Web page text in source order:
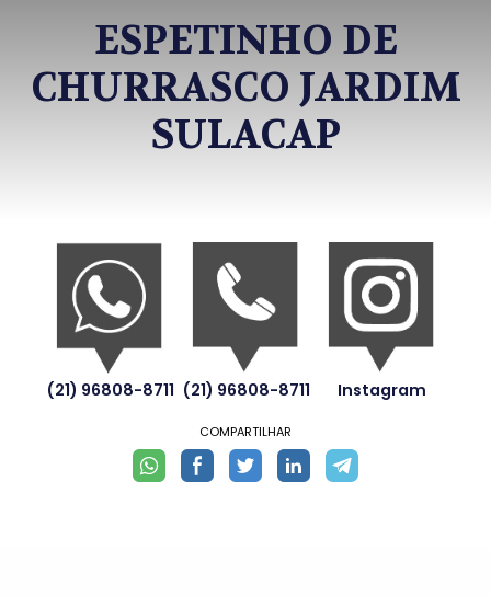
ESPETINHO DE
CHURRASCO JARDIM
SULACAP
(21) 96808-8711 (21) 96808-8711 Instagram
COMPARTILHAR